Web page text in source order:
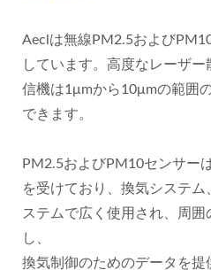
Aeclは無線PM2.5および
しています。高度なレーザ
信機は1μmから10μmの範囲
できます。
PM2.5およびPM10センサー
を受けており、換気システ
ステムで広く使用され、周
し、
換気制御のためのデータを提